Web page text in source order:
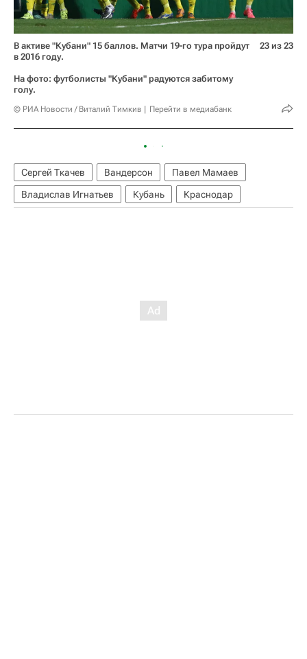
В активе "Кубани" 15 баллов. Матчи 19-го тура пройдут
в 2016 году.
На фото: футболисты "Кубани" радуются забитому
голу.
© РИА Новости / Виталий Тимкив Перейти в медиабанк
23 из 23
Сергей Ткачев Вандерсон
Павел Мамаев
Владислав Игнатьев
Кубань Краснодар